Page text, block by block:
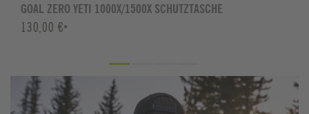
GOAL ZERO YETI 1000X/1500X SCHUTZTASCHE
130,00 €*